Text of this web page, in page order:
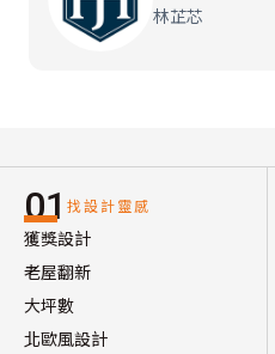
林芷芯
01 找設計靈感
獲獎設計
老屋翻新
大坪數
北歐風設計